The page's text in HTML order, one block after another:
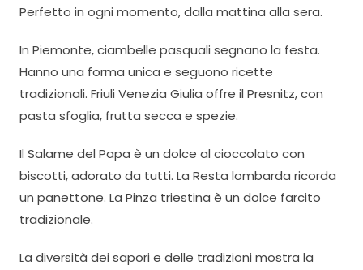
Perfetto in ogni momento, dalla mattina alla sera.
In Piemonte, ciambelle pasquali segnano la festa.
Hanno una forma unica e seguono ricette
tradizionali. Friuli Venezia Giulia offre il Presnitz, con
pasta sfoglia, frutta secca e spezie.
Il Salame del Papa è un dolce al cioccolato con
biscotti, adorato da tutti. La Resta lombarda ricorda
un panettone. La Pinza triestina è un dolce farcito
tradizionale.
La diversità dei sapori e delle tradizioni mostra la